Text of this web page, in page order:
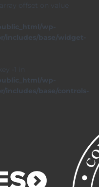
offset on value
wp-
includes/base/widget-
-1 in
wp-
base/controls-